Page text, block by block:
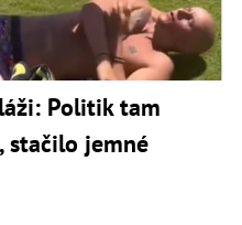
Politik tam
stačilo jemné